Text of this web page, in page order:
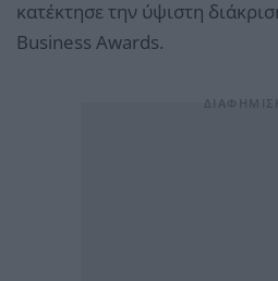
κατέκτησε την ύψιστη
Business Awards.